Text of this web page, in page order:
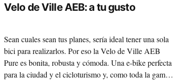
Velo de Ville AEB: a tu gusto
Sean cuales sean tus planes, sería ideal tener una sola
bici para realizarlos. Por eso la Velo de Ville AEB
Pure es bonita, robusta y cómoda. Una e-bike perfecta
para la ciudad y el cicloturismo y, como toda la gama